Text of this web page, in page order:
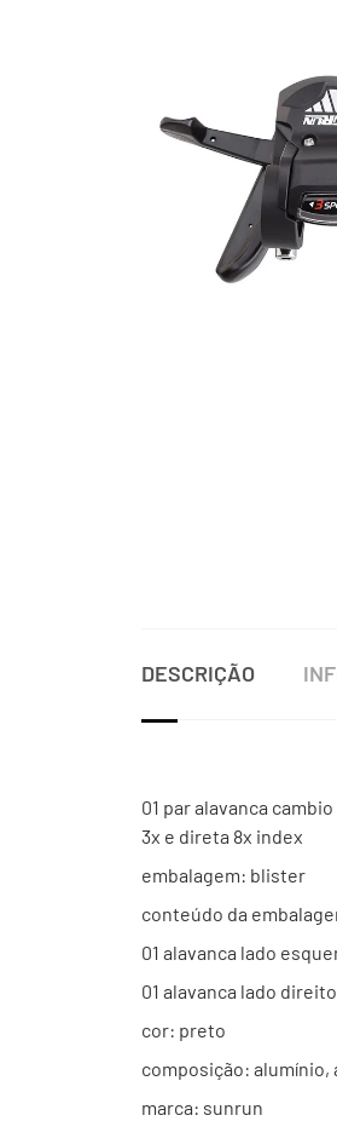
DESCRIÇÃO
01 par alavanca
3x e direta 8x index
embalagem: blister
conteúdo da
01 alavanca lado
01 alavanca lado
cor: preto
composição: alumínio,
marca: sunrun